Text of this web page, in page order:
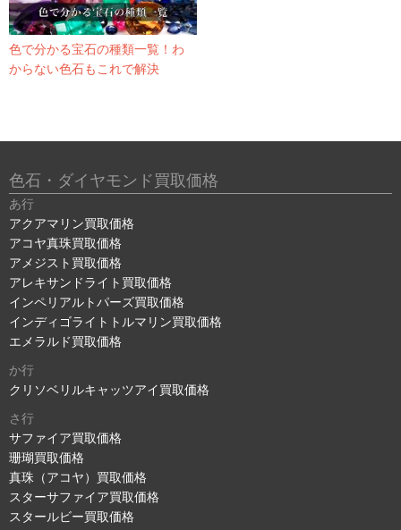
色で分かる宝石の種類一覧！わ
からない色石もこれで解決
色石・ダイヤモンド買取価格
あ行
アクアマリン買取価格
アコヤ真珠買取価格
アメジスト買取価格
アレキサンドライト買取価格
インペリアルトパーズ買取価格
インディゴライトトルマリン買取価格
エメラルド買取価格
か行
クリソベリルキャッツアイ買取価格
さ行
サファイア買取価格
珊瑚買取価格
真珠（アコヤ）買取価格
スターサファイア買取価格
スタールビー買取価格